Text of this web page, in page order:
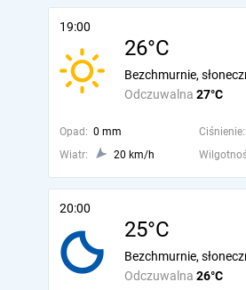
19:00
26°C
Odczuwalna 27°C
Bezchmurnie,
Opad: 0 mm Ciśnienie:
Wiatr:
20 km/h
20:00
25°C
Odczuwalna 26°C
Bezchmurnie,